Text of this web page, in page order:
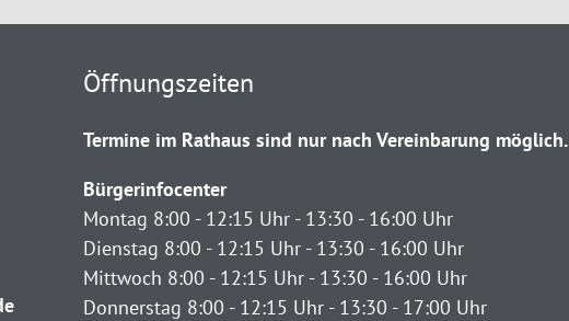
Öffnungszeiten
Termine im Rathaus sind nur nach Vereinbarung möglich.
Bürgerinfocenter
Montag 8:00 - 12:15 Uhr - 13:30 - 16:00 Uhr
Dienstag 8:00 - 12:15 Uhr - 13:30 - 16:00 Uhr
Mittwoch 8:00 - 12:15 Uhr - 13:30 - 16:00 Uhr
Donnerstag 8:00 - 12:15 Uhr - 13:30 - 17:00 Uhr